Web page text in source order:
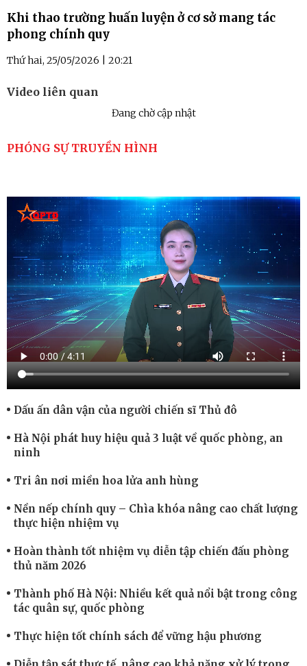
Khi thao trường huấn luyện ở cơ sở mang tác
phong chính quy
Thứ hai, 25/05/2026 | 20:21
Video liên quan
Đang chờ cập nhật
PHÓNG SỰ TRUYỀN HÌNH
Dấu ấn dân vận của người chiến sĩ Thủ đô
Hà Nội phát huy hiệu quả 3 luật về quốc phòng, an
ninh
Tri ân nơi miền hoa lửa anh hùng
Nền nếp chính quy – Chìa khóa nâng cao chất lượng
thực hiện nhiệm vụ
Hoàn thành tốt nhiệm vụ diễn tập chiến đấu phòng
thủ năm 2026
Thành phố Hà Nội: Nhiều kết quả nổi bật trong công
tác quân sự, quốc phòng
Thực hiện tốt chính sách để vững hậu phương